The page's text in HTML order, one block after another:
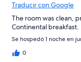
Traducir con Google
The room was clean,
Continental breakfast.
Se hospedó 1 noche en
0